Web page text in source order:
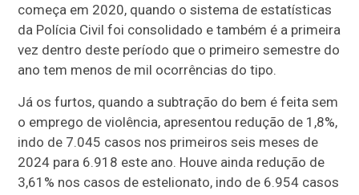
começa em 2020, quando o sistema de estatísticas
da Polícia Civil foi consolidado e também é a primeira
vez dentro deste período que o primeiro semestre do
ano tem menos de mil ocorrências do tipo.
Já os furtos, quando a subtração do bem é feita sem
o emprego de violência, apresentou redução de 1,8%,
indo de 7.045 casos nos primeiros seis meses de
2024 para 6.918 este ano. Houve ainda redução de
3,61% nos casos de estelionato, indo de 6.954 casos